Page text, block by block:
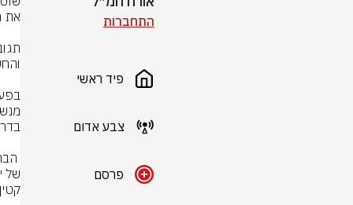
התחברות
פיד ראשי
צבע אדום
פרסם